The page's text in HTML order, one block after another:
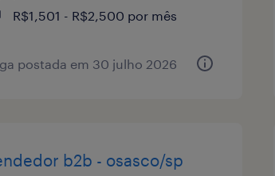
R$1,501 - R$2,500 por mês
postada em 30 julho 2026
b2b - osasco/sp